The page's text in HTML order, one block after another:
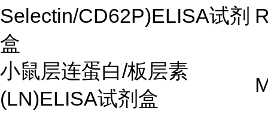
Selectin/CD62P)ELISA试剂
盒
小鼠层连蛋白/板层素
(LN)ELISA试剂盒